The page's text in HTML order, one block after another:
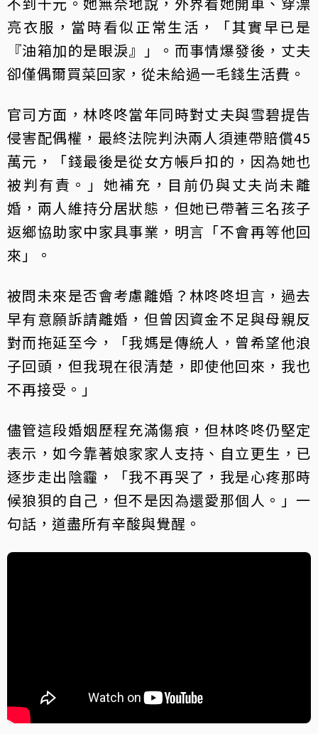
亮衣服，當時看似正常生活，「其實早已是
『油箱加的是眼淚』」。而事情爆發後，丈夫
卻僅偶爾買菜回家，從未給過一毛錢生活費。
官司方面，林咚咚當年同時對丈夫與雪碧提告
侵害配偶權，最終法院判決兩人須連帶賠償45
萬元，「錢最後是從女方帳戶扣的，因為她也
被判有責。」她補充，目前仍與丈夫尚未離
婚，兩人維持分居狀態，但她已帶著三名孩子
返鄉協助家中家具事業，明言「不會再等他回
來」。
被問未來是否會考慮離婚？林咚咚坦言，過去
早有意願訴請離婚，但曾因資金不足與母親反
對而拖延至今，「我媽是傳統人，曾希望他浪
子回頭，但我現在很清楚，即使他回來，我也
不再接受。」
儘管這段婚姻歷程充滿傷痕，但林咚咚仍堅定
表示，如今靠著娘家家人支持、自立更生，已
逐步走出陰霾，「我不再哭了，我是心疼那時
候狼狽的自己，但不是因為還愛那個人。」一
句話，道盡所有辛酸與覺醒。